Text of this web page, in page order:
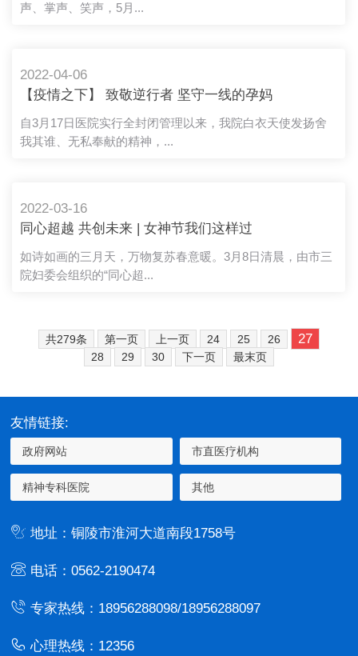
声、掌声、笑声，5月...
2022-04-06
【疫情之下】 致敬逆行者 坚守一线的孕妈
护士
自3月17日医院实行全封闭管理以来，我院白衣天使发扬舍
我其谁、无私奉献的精神，...
2022-03-16
同心超越 共创未来 | 女神节我们这样过
如诗如画的三月天，万物复苏春意暖。3月8日清晨，由市三
院妇委会组织的“同心超...
共279条 第一页 上一页 24 25 26 27
28 29 30 下一页 最末页
友情链接:
地址：铜陵市淮河大道南段1758号
电话：0562-2190474
专家热线：18956288098/18956288097
心理热线：12356